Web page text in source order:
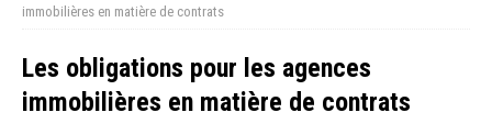
immobilières en matière de contrats
Les obligations pour les agences
immobilières en matière de contrats